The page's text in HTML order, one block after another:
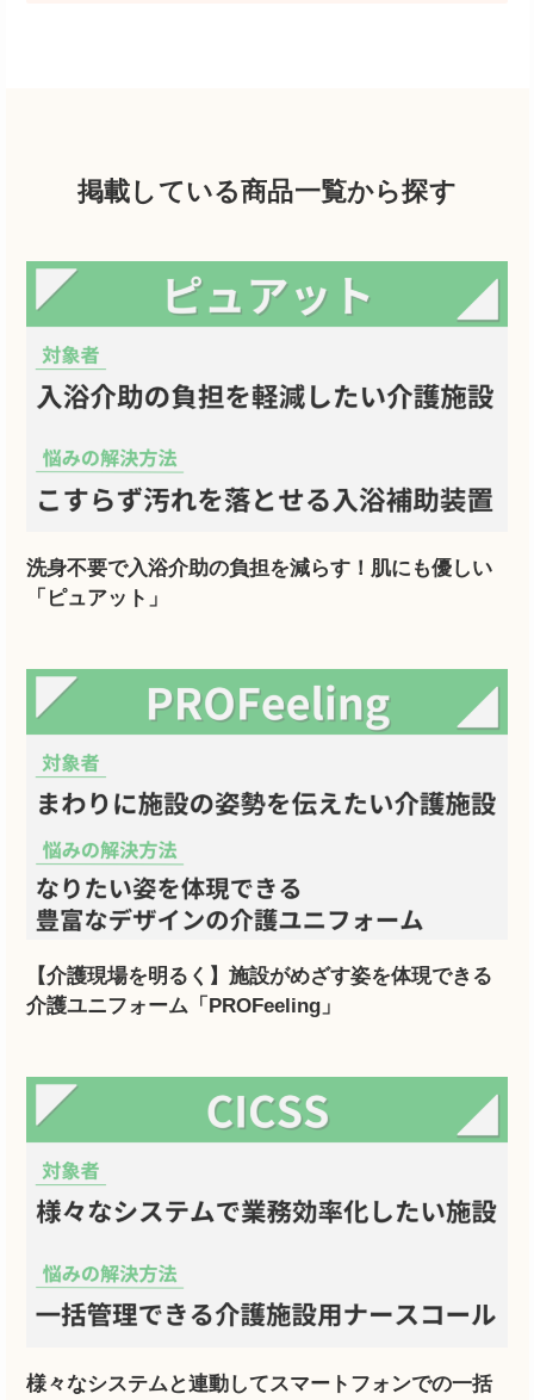
掲載している商品一覧から探す
洗身不要で入浴介助の負担を減らす！肌にも優しい
「ピュアット」
【介護現場を明るく】施設がめざす姿を体現できる
介護ユニフォーム「PROFeeling」
様々なシステムと連動してスマートフォンでの一括